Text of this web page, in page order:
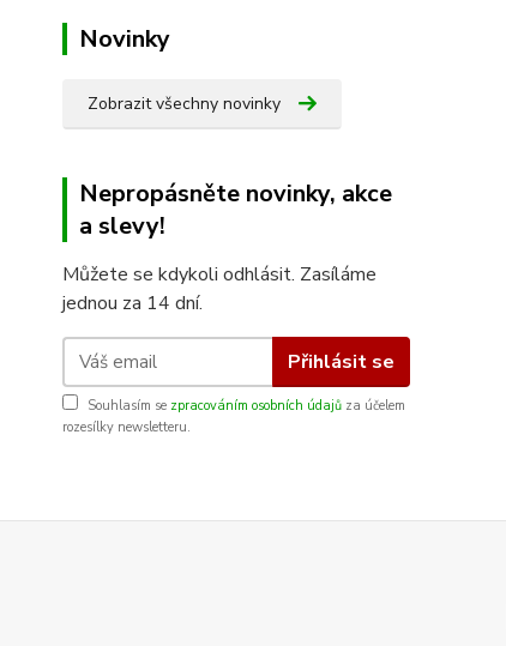
Novinky
Zobrazit všechny novinky
Nepropásněte novinky, akce
a slevy!
Můžete se kdykoli odhlásit. Zasíláme
jednou za 14 dní.
Přihlásit se
Souhlasím se zpracováním osobních údajů za účelem
rozesílky newsletteru.